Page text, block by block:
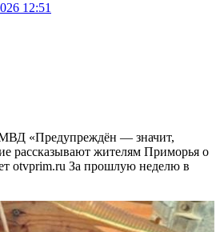
12:51
«Предупреждён — значит,
рассказывают жителям Приморья о
otvprim.ru За прошлую неделю в